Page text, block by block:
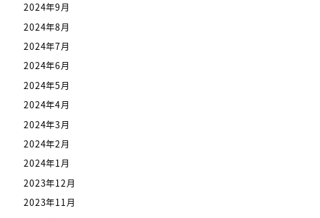
2024年9月
2024年8月
2024年7月
2024年6月
2024年5月
2024年4月
2024年3月
2024年2月
2024年1月
2023年12月
2023年11月